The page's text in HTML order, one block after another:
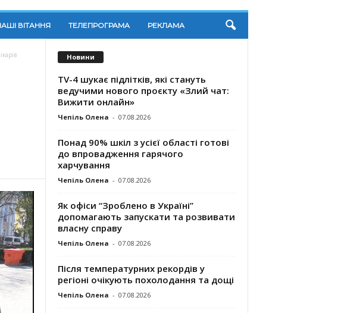
ВІТАННЯ ТЕЛЕПРОГРАМА РЕКЛАМА
Новини
TV-4 шукає підлітків, які стануть
ведучими нового проєкту «Злий чат:
Вижити онлайн»
Чепіль Олена - 07.08.2026
Понад 90% шкіл з усієї області готові
до впровадження гарячого
харчування
Чепіль Олена - 07.08.2026
Як офіси “Зроблено в Україні”
допомагають запускaти та розвивати
власну справу
Чепіль Олена - 07.08.2026
Після температурних рекордів у
регіоні очікують похолодання та дощі
Чепіль Олена - 07.08.2026